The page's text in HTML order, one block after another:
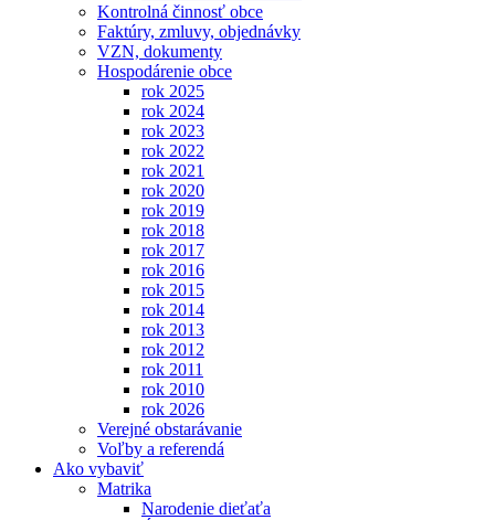
Kontrolná činnosť obce
Faktúry, zmluvy, objednávky
VZN, dokumenty
Hospodárenie obce
rok 2025
rok 2024
rok 2023
rok 2022
rok 2021
rok 2020
rok 2019
rok 2018
rok 2017
rok 2016
rok 2015
rok 2014
rok 2013
rok 2012
rok 2011
rok 2010
rok 2026
Verejné obstarávanie
Voľby a referendá
Ako vybaviť
Matrika
Narodenie dieťaťa